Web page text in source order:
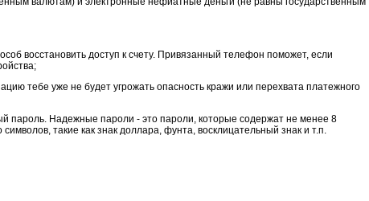
восстановить доступ к счету. Привязанный телефон поможет, если
тебе уже не будет угрожать опасность кражи или перехвата платежного
пароль. Надежные пароли - это пароли, которые содержат не менее 8
такие как знак доллара, фунта, восклицательный знак и т.п.